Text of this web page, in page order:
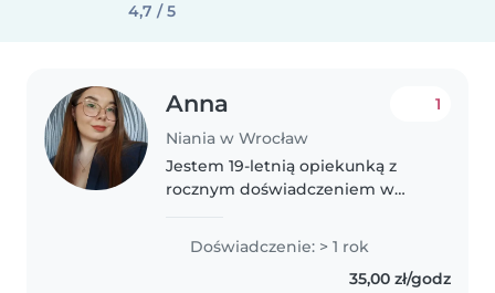
4,7 / 5
Anna
Niania w Wrocław
1
Jestem 19-letnią opiekunką z
rocznym doświadczeniem w
niemowlęcym i przedszkolnym.
Jestem odpowiedzialna,
troskliwa i empatyczna. Potrafię
Doświadczenie: > 1 rok
35,00 zł/godz